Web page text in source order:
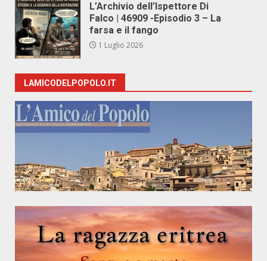
L’Archivio dell’Ispettore Di
Falco | 46909 -Episodio 3 – La
farsa e il fango
1 Luglio 2026
LAMICODELPOPOLO.IT